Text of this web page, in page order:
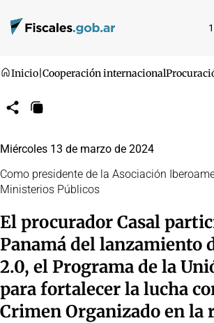
Inicio Cooperación internacional
CompartirCopiar
Miércoles 13 de marzo de 2024
Como presidente de la Asociación
Ministerios Públicos
El procurador Casal
Panamá del lanzamiento
2.0, el Programa de la
para fortalecer la lucha
Crimen Organizado en la